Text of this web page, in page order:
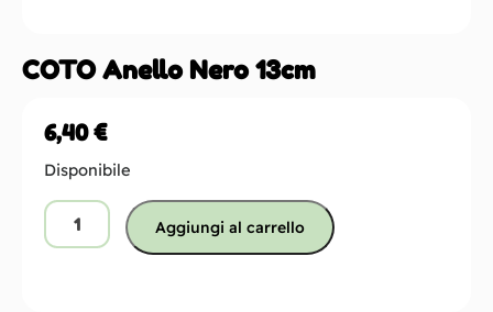
COTO Anello Nero 13cm
6,40€
Disponibile
Aggiungi al carrello